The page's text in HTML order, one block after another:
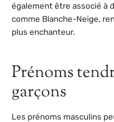
également être associé à
comme Blanche-Neige,
plus enchanteur.
Prénoms
garçons
Les prénoms masculins